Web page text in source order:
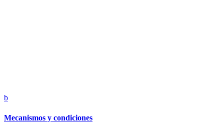
b
Mecanismos y condiciones